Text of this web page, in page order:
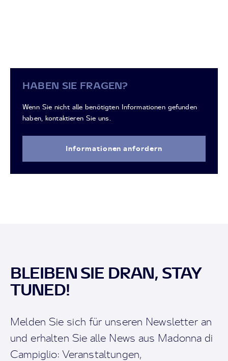
HABEN SIE FRAGEN?
Wenn Sie nicht alle benötigten Informationen gefunden
haben, kontaktieren Sie uns.
Informationen anfordern
BLEIBEN SIE DRAN, STAY
TUNED!
Melden Sie sich für unseren Newsletter an
und erhalten Sie alle News aus Madonna di
Campiglio: Veranstaltungen,